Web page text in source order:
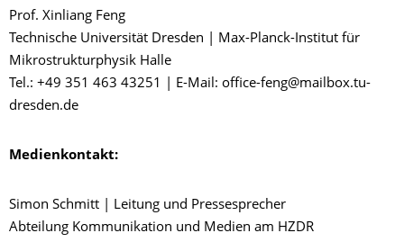
Prof. Xinliang Feng
Technische Universität Dresden | Max-Planck-Institut für
Mikrostrukturphysik Halle
Tel.: +49 351 463 43251 | E-Mail: office-feng@mailbox.tu-
dresden.de
Medienkontakt:
Simon Schmitt | Leitung und Pressesprecher
Abteilung Kommunikation und Medien am HZDR